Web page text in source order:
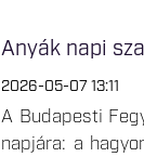
Anyák napi
2026-05-07 13:11
A Budapesti
napjára: a